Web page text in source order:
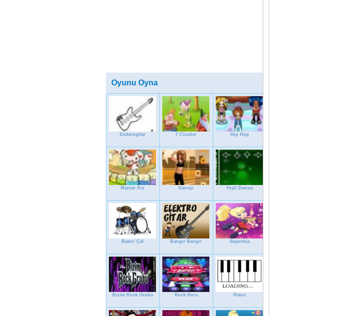
Oyunu Oyna
Elektrogitar 7 Cüceler Hip Hop
Mantar Kız Dansçı Yeşil Dansçı
Bateri Çal Bangır Bangır Süperbia
Bizim Rock Grubu Rock Hero Piano